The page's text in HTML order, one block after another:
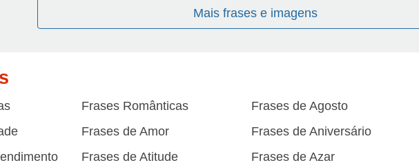
Mais frases e imagens
Frases Românticas Frases de Agosto
Frases de Amor Frases de Aniversário
Frases de Atitude Frases de Azar